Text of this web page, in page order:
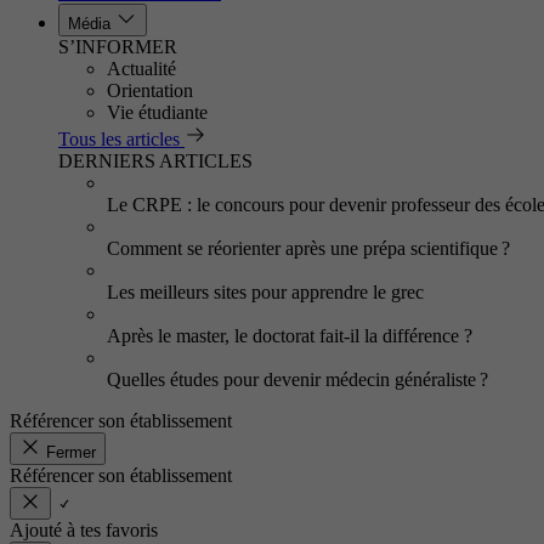
Média
S’INFORMER
Actualité
Orientation
Vie étudiante
Tous les articles
DERNIERS ARTICLES
Le CRPE : le concours pour devenir professeur des
Comment se réorienter après une prépa scientifique ?
Les meilleurs sites pour apprendre le grec
Après le master, le doctorat fait-il la différence ?
Quelles études pour devenir médecin généraliste ?
Référencer son établissement
Fermer
Référencer son établissement
Ajouté à tes favoris